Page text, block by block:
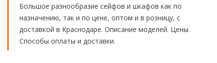
Большое разнообразие сейфов и шкафов как по
назначению, так и по цене, оптом и в розницу, с
доставкой в Краснодаре. Описание моделей. Цены.
Способы оплаты и доставки.